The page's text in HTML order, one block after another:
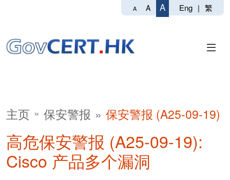
A A A Eng | 繁
主页 保安警报 保安警报 (A25-09-19)
高危保安警报 (A25-09-19):
Cisco 产品多个漏洞